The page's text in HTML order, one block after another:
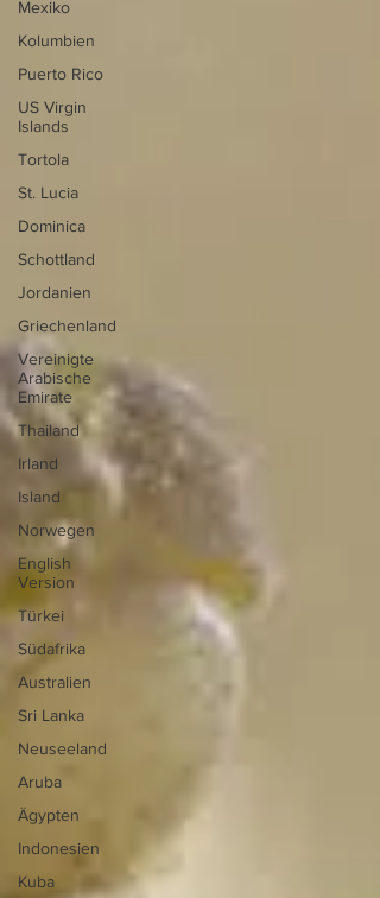
Mexiko
Kolumbien
Puerto Rico
US Virgin
Islands
Tortola
St. Lucia
Dominica
Schottland
Jordanien
Griechenland
Vereinigte
Arabische
Emirate
Thailand
Irland
Island
Norwegen
English
Version
Türkei
Südafrika
Australien
Sri Lanka
Neuseeland
Aruba
Ägypten
Indonesien
Kuba